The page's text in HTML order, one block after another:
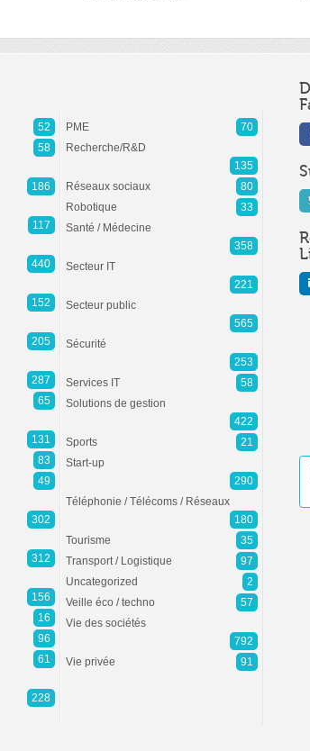
52
58
186
117
440
152
205
287
65
131
83
49
302
312
156
16
96
61
228
PME
70
Recherche/R&D
135
Réseaux sociaux
80
Robotique
33
Santé / Médecine
358
Secteur IT
221
Secteur public
565
Sécurité
253
Services IT
58
Solutions de gestion
422
Sports
21
Start-up
290
Téléphonie / Télécoms / Réseaux
180
Tourisme
35
Transport / Logistique
97
Uncategorized
2
Veille éco / techno
57
Vie des sociétés
792
Vie privée
91